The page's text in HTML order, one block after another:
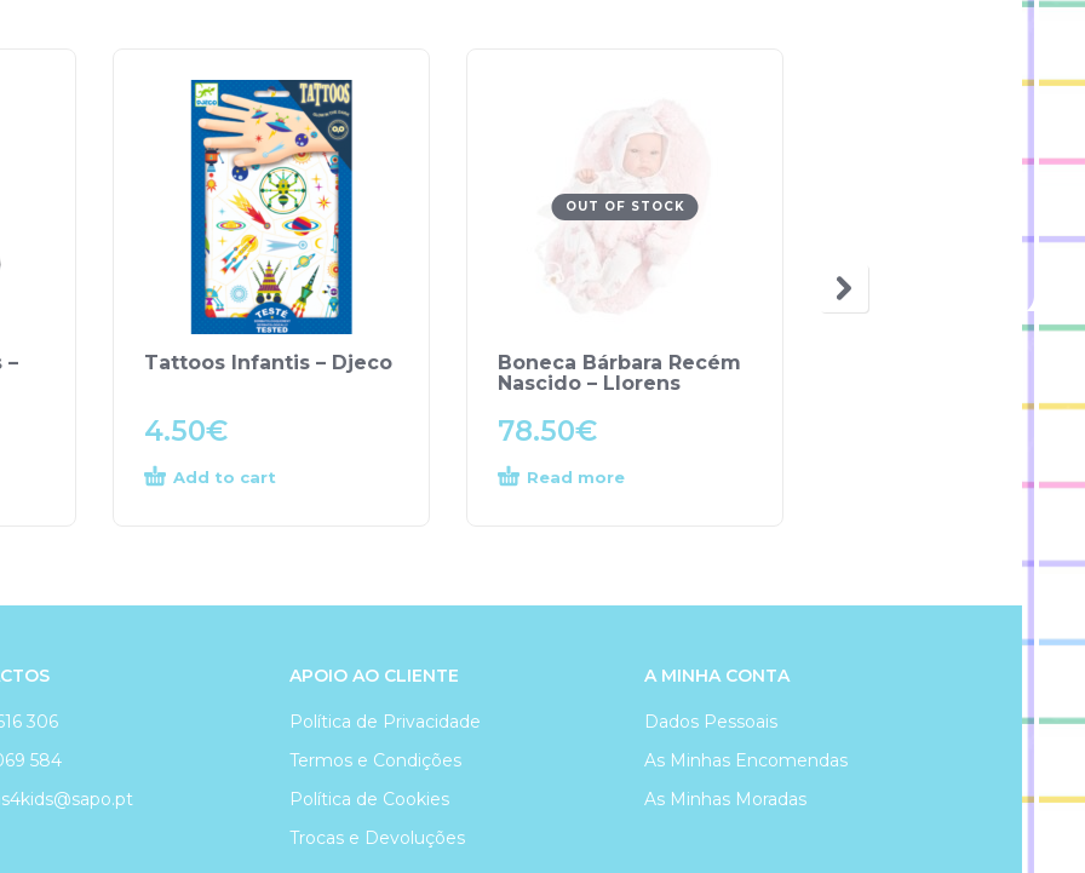
–
Tattoos Infantis – Djeco
4.50€
Add to cart
OUT OF STOCK
Boneca Bárbara Recém
Nascido – Llorens
78.50€
Read more
306
584
APOIO AO CLIENTE
Política de Privacidade
Termos e Condições
Política de Cookies
Trocas e Devoluções
A MINHA CONTA
Dados Pessoais
As Minhas Encomendas
As Minhas Moradas